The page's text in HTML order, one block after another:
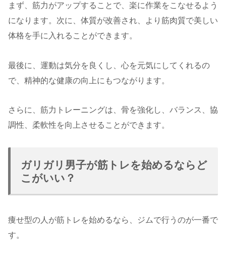
まず、筋力がアップすることで、楽に作業をこなせるよう
になります。次に、体質が改善され、より筋肉質で美しい
体格を手に入れることができます。
最後に、運動は気分を良くし、心を元気にしてくれるの
で、精神的な健康の向上にもつながります。
さらに、筋力トレーニングは、骨を強化し、バランス、協
調性、柔軟性を向上させることができます。
ガリガリ男子が筋トレを始めるならど
こがいい？
痩せ型の人が筋トレを始めるなら、ジムで行うのが一番で
す。